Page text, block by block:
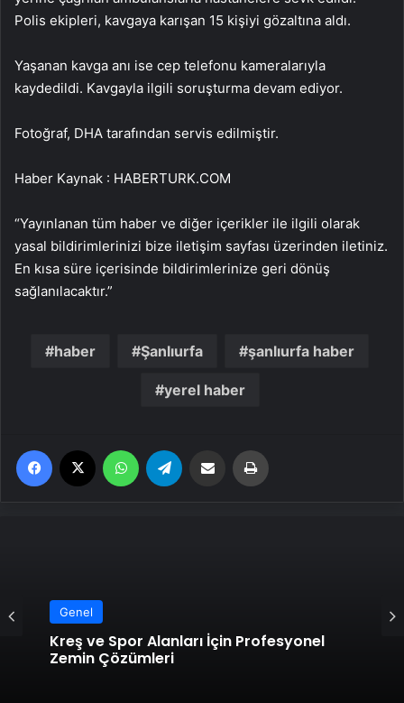
Polis ekipleri, kavgaya karışan 15 kişiyi gözaltına aldı.
Yaşanan kavga anı ise cep telefonu kameralarıyla
kaydedildi. Kavgayla ilgili soruşturma devam ediyor.
Fotoğraf, DHA tarafından servis edilmiştir.
Haber Kaynak : HABERTURK.COM
“Yayınlanan tüm haber ve diğer içerikler ile ilgili olarak
yasal bildirimlerinizi bize iletişim sayfası üzerinden iletiniz.
En kısa süre içerisinde bildirimlerinize geri dönüş
sağlanılacaktır.”
haber Şanlıurfa şanlıurfa haber
yerel haber
Facebook WhatsApp Email'den paylaş
Genel
Kreş ve Spor Alanları İçin Profesyonel
Zemin Çözümleri